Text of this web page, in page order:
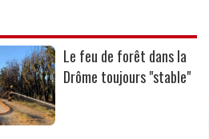
Le feu de forêt dans la
Drôme toujours "stable"